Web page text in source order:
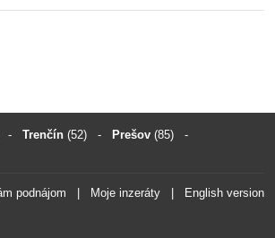
- Trenčín (52) - Prešov (85) -
podnájom Moje inzeráty English version